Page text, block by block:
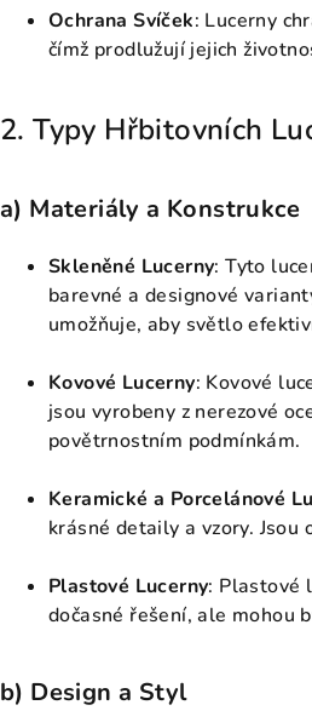
Ochrana Svíček: Lucerny
čímž prodlužují jejich
2. Typy Hřbitovních
a) Materiály a Konstrukce
Skleněné Lucerny: Tyto
barevné a designové
umožňuje, aby světlo
Kovové Lucerny: Kovové
jsou vyrobeny z nerezové
povětrnostním podmínkám.
Keramické a Porcelánové
krásné detaily a vzory.
Plastové Lucerny: Plastové
dočasné řešení, ale mohou
b) Design a Styl